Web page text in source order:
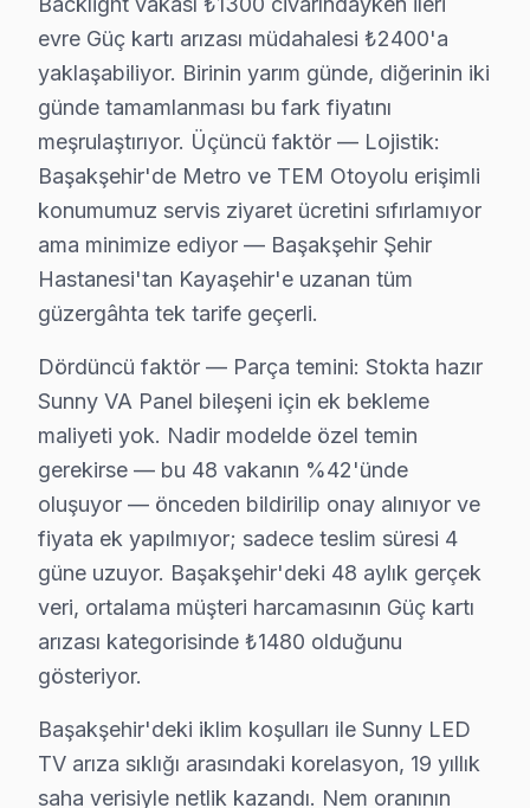
• Başakşehir'de mainboard, power board, T-Con
• Başakşehir servisimizde HDMI soket, IR alıcı, Wi-Fi
• Başakşehir'de her parçada 2 yıl değişim garantisi
• Başakşehir'de aynı gün tedarik imkânı
Başakşehir'da Sunny orijinal parça ile yapılan tamir
Başakşehir'de Sunny Servis: Bölge Bilgisi
Başakşehir, yaklaşık 480.000+ nüfusu barındıran
Başakşehir genelinde Sunny panel teknik servis
Altınşehir, Bahçeşehir 1. Kısım, Bahçeşehir 2.
Başakşehir, Güvercintepe, Kayabaşı, Kayaşehir
Şahintepe, Şamlar, Ziya Gökalp ve çevresinde de
Sunny TV Teknik Rehberi: Panel, Teşhis ve
Sunny televizyonlarınızın tamir ve bakımında
Sunny TV Teknik Profil ve Servis Rehberi
Sunny televizyon ünitesi'lerde En Sık Karşılaşılan
Sunny servisimizde en yaygın DLNA bağlantı
evre Güç kartı arızası müdahalesi ₺2400'a
yaklaşabiliyor. Birinin yarım günde, diğerinin iki
günde tamamlanması bu fark fiyatını
meşrulaştırıyor. Üçüncü faktör — Lojistik:
Başakşehir'de Metro ve TEM Otoyolu erişimli
konumumuz servis ziyaret ücretini sıfırlamıyor
ama minimize ediyor — Başakşehir Şehir
Hastanesi'tan Kayaşehir'e uzanan tüm
güzergâhta tek tarife geçerli.
Dördüncü faktör — Parça temini: Stokta hazır
Sunny VA Panel bileşeni için ek bekleme
maliyeti yok. Nadir modelde özel temin
gerekirse — bu 48 vakanın %42'ünde
oluşuyor — önceden bildirilip onay alınıyor ve
fiyata ek yapılmıyor; sadece teslim süresi 4
güne uzuyor. Başakşehir'deki 48 aylık gerçek
veri, ortalama müşteri harcamasının Güç kartı
arızası kategorisinde ₺1480 olduğunu
gösteriyor.
Başakşehir'deki iklim koşulları ile Sunny LED
TV arıza sıklığı arasındaki korelasyon, 19 yıllık
saha verisiyle netlik kazandı. Nem oranının